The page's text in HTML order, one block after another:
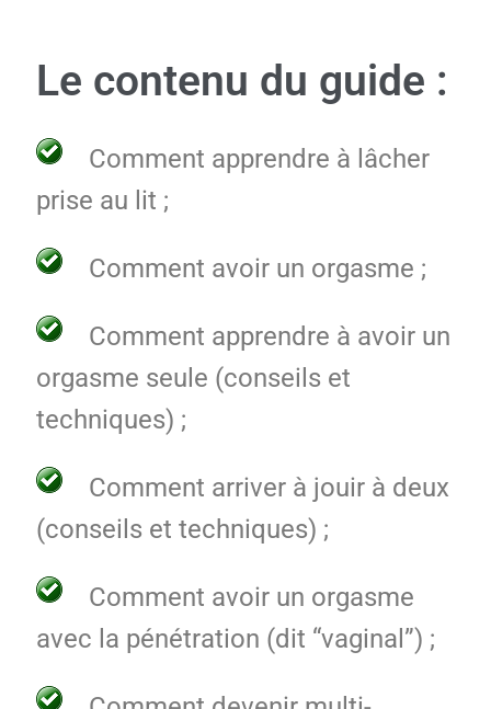
Le contenu du guide :
Comment apprendre à lâcher
prise au lit ;
Comment avoir un orgasme ;
Comment apprendre à avoir un
orgasme seule (conseils et
techniques) ;
Comment arriver à jouir à deux
(conseils et techniques) ;
Comment avoir un orgasme
avec la pénétration (dit “vaginal”) ;